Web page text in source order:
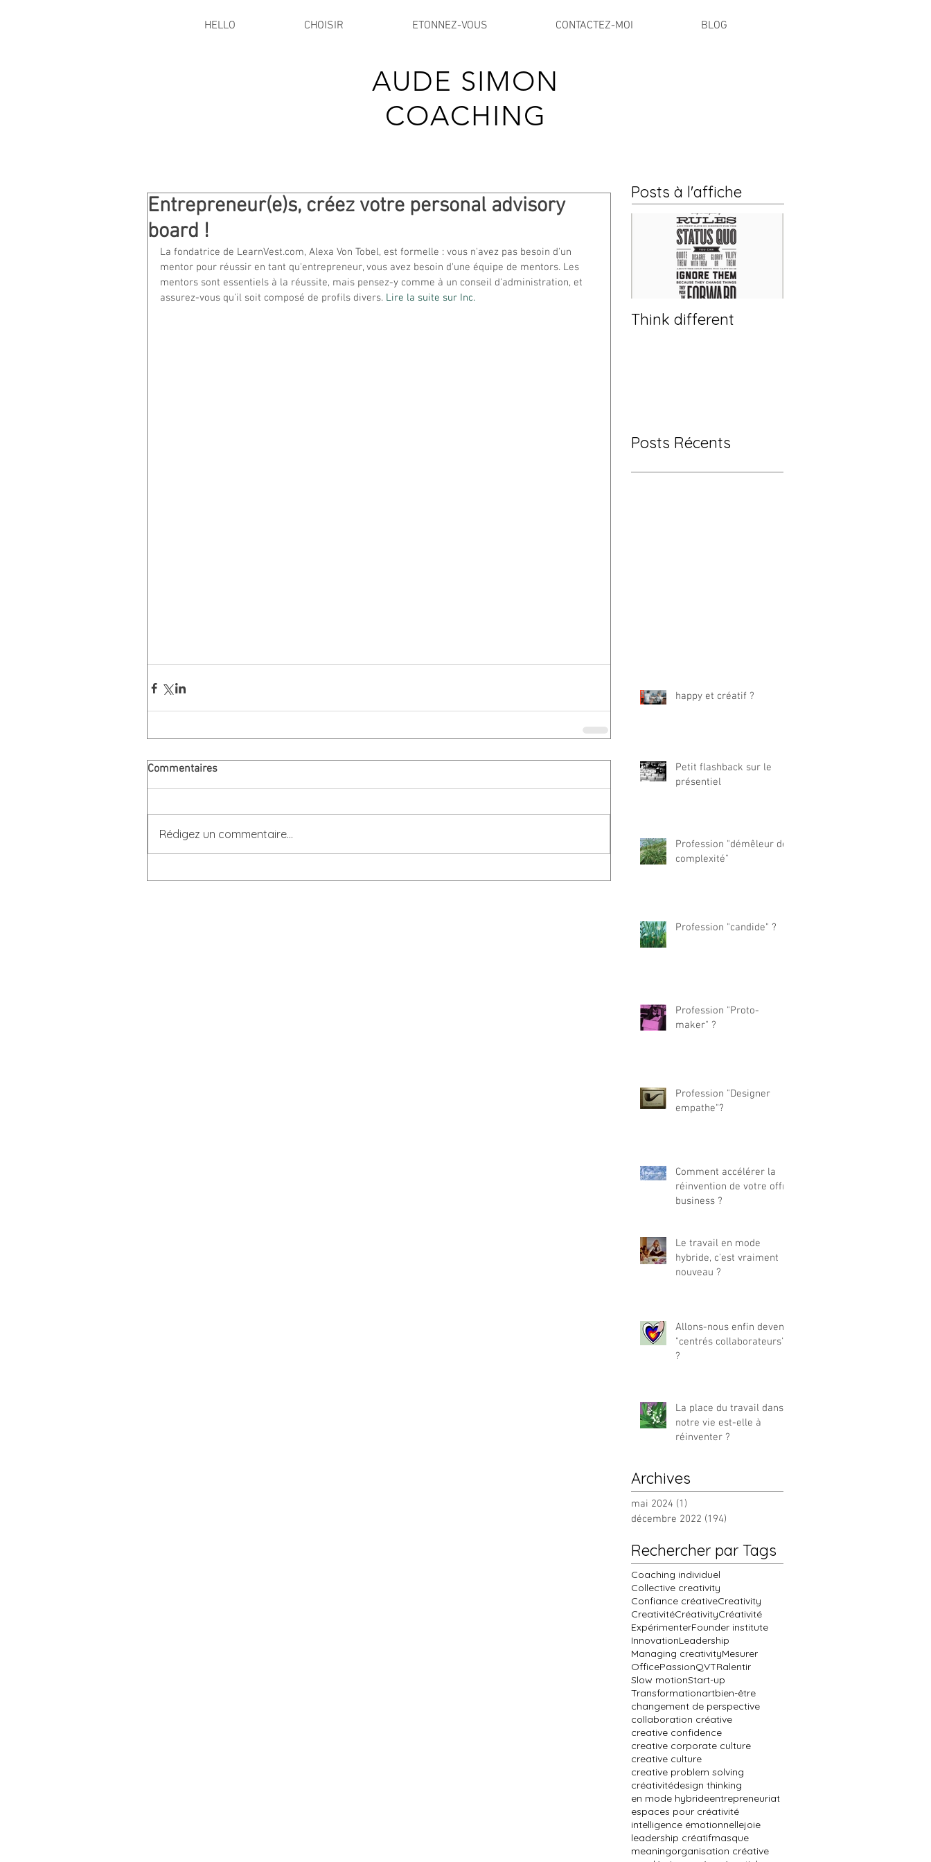
HELLO CHOISIR ETONNEZ-VOUS CONTACTEZ-MOI BLOG
AUDE SIMON
COACHING
Entrepreneur(e)s, créez votre personal advisory
board !
La fondatrice de LearnVest.com, Alexa Von Tobel, est formelle : vous n'avez pas besoin d'un
mentor pour réussir en tant qu'entrepreneur, vous avez besoin d'une équipe de mentors. Les
mentors sont essentiels à la réussite, mais pensez-y comme à un conseil d'administration, et
assurez-vous qu'il soit composé de profils divers. Lire la suite sur Inc.
Commentaires
Rédigez un commentaire...
Posts à l'affiche
Think different
Posts Récents
happy et créatif ?
Petit flashback sur le
présentiel
Profession "démêleur de
complexité"
Profession "candide" ?
Profession "Proto-
maker" ?
Profession "Designer
empathe"?
Comment accélérer la
réinvention de votre offre
business ?
Le travail en mode
hybride, c'est vraiment
nouveau ?
Allons-nous enfin devenir
"centrés collaborateurs"
?
La place du travail dans
notre vie est-elle à
réinventer ?
Archives
mai 2024 (1)
décembre 2022 (194)
Rechercher par Tags
Coaching individuel
Collective creativity
Confiance créativeCreativity
CreativitéCréativityCréativité
ExpérimenterFounder institute
InnovationLeadership
Managing creativityMesurer
OfficePassionQVTRalentir
Slow motionStart-up
Transformationartbien-être
changement de perspective
collaboration créative
creative confidence
creative corporate culture
creative culture
creative problem solving
créativitédesign thinking
en mode hybrideentrepreneuriat
espaces pour créativité
intelligence émotionnellejoie
leadership créatifmasque
meaningorganisation créative